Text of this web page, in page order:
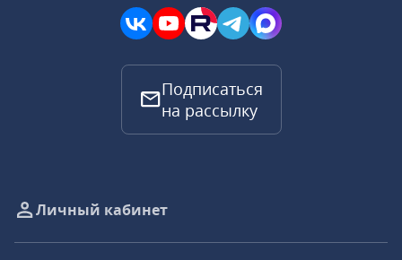
Подписаться
на рассылку
Личный кабинет